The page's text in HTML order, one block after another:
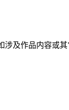
及作品内容或